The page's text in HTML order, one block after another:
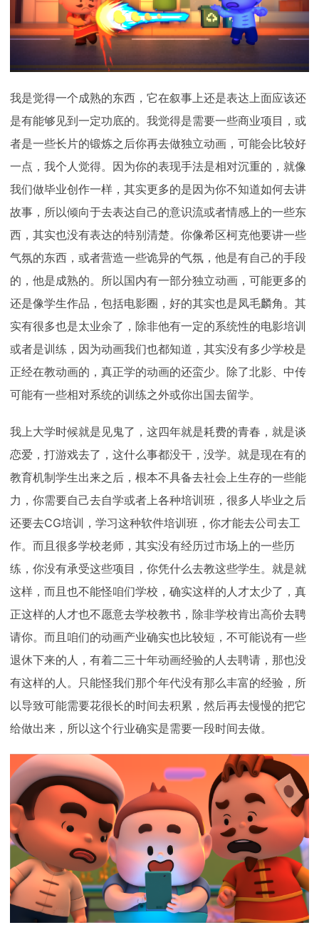
我是觉得一个成熟的东西，它在叙事上还是表达上面应该还
是有能够见到一定功底的。我觉得是需要一些商业项目，或
者是一些长片的锻炼之后你再去做独立动画，可能会比较好
一点，我个人觉得。因为你的表现手法是相对沉重的，就像
我们做毕业创作一样，其实更多的是因为你不知道如何去讲
故事，所以倾向于去表达自己的意识流或者情感上的一些东
西，其实也没有表达的特别清楚。你像希区柯克他要讲一些
气氛的东西，或者营造一些诡异的气氛，他是有自己的手段
的，他是成熟的。所以国内有一部分独立动画，可能更多的
还是像学生作品，包括电影圈，好的其实也是凤毛麟角。其
实有很多也是太业余了，除非他有一定的系统性的电影培训
或者是训练，因为动画我们也都知道，其实没有多少学校是
正经在教动画的，真正学的动画的还蛮少。除了北影、中传
可能有一些相对系统的训练之外或你出国去留学。
我上大学时候就是见鬼了，这四年就是耗费的青春，就是谈
恋爱，打游戏去了，这什么事都没干，没学。就是现在有的
教育机制学生出来之后，根本不具备去社会上生存的一些能
力，你需要自己去自学或者上各种培训班，很多人毕业之后
还要去CG培训，学习这种软件培训班，你才能去公司去工
作。而且很多学校老师，其实没有经历过市场上的一些历
练，你没有承受这些项目，你凭什么去教这些学生。就是就
这样，而且也不能怪咱们学校，确实这样的人才太少了，真
正这样的人才也不愿意去学校教书，除非学校肯出高价去聘
请你。而且咱们的动画产业确实也比较短，不可能说有一些
退休下来的人，有着二三十年动画经验的人去聘请，那也没
有这样的人。只能怪我们那个年代没有那么丰富的经验，所
以导致可能需要花很长的时间去积累，然后再去慢慢的把它
给做出来，所以这个行业确实是需要一段时间去做。